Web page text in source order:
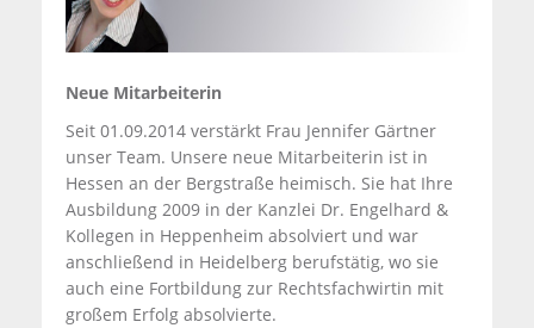
Neue Mitarbeiterin
Seit 01.09.2014 verstärkt Frau Jennifer Gärtner
unser Team. Unsere neue Mitarbeiterin ist in
Hessen an der Bergstraße heimisch. Sie hat Ihre
Ausbildung 2009 in der Kanzlei Dr. Engelhard &
Kollegen in Heppenheim absolviert und war
anschließend in Heidelberg berufstätig, wo sie
auch eine Fortbildung zur Rechtsfachwirtin mit
großem Erfolg absolvierte.